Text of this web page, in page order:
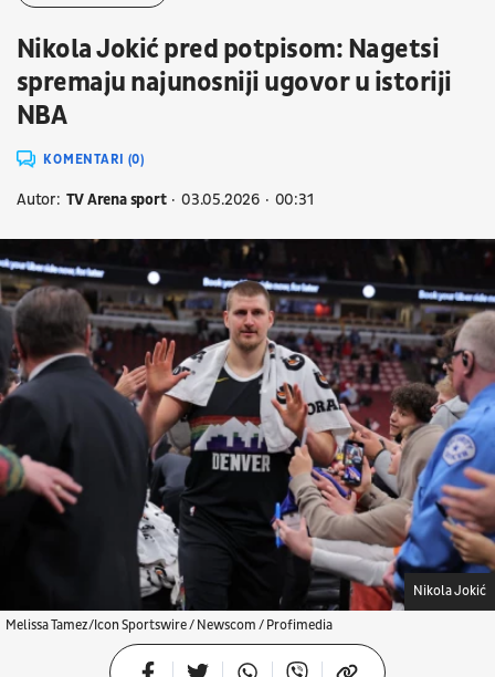
Nikola Jokić pred potpisom: Nagetsi
spremaju najunosniji ugovor u istoriji
NBA
KOMENTARI (0)
Autor: TV Arena sport 03.05.2026 00:31
Melissa Tamez/Icon Sportswire / Newscom / Profimedia
Nikola Jokić